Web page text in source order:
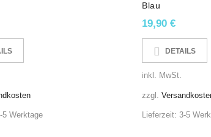
5 Werktage
Blau
19,90 €
DETAILS
inkl. MwSt.
zzgl.
Lieferzeit: 3-5